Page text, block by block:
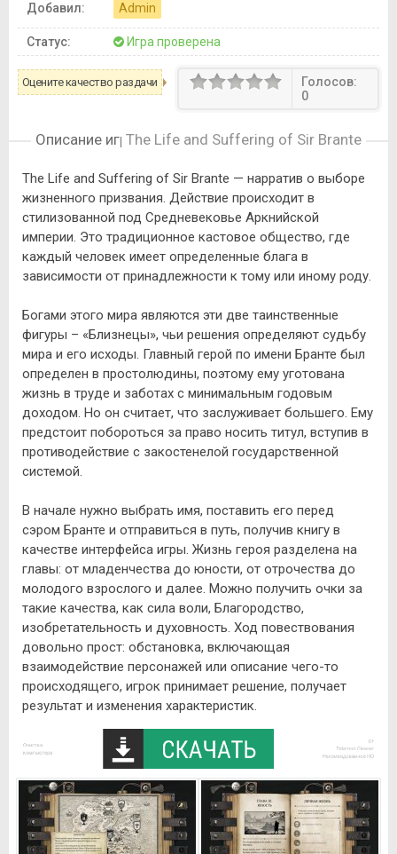
Добавил: Admin
Статус: Игра проверена
Оцените качество раздачи
Голосов:
0
Описание игрыThe Life and Suffering of Sir Brante
The Life and Suffering of Sir Brante — нарратив о выборе
жизненного призвания. Действие происходит в
стилизованной под Средневековье Аркнийской
империи. Это традиционное кастовое общество, где
каждый человек имеет определенные блага в
зависимости от принадлежности к тому или иному роду.
Богами этого мира являются эти две таинственные
фигуры – «Близнецы», чьи решения определяют судьбу
мира и его исходы. Главный герой по имени Бранте был
определен в простолюдины, поэтому ему уготована
жизнь в труде и заботах с минимальным годовым
доходом. Но он считает, что заслуживает большего. Ему
предстоит побороться за право носить титул, вступив в
противодействие с закостенелой государственной
системой.
В начале нужно выбрать имя, поставить его перед
сэром Бранте и отправиться в путь, получив книгу в
качестве интерфейса игры. Жизнь героя разделена на
главы: от младенчества до юности, от отрочества до
молодого взрослого и далее. Можно получить очки за
такие качества, как сила воли, Благородство,
изобретательность и духовность. Ход повествования
довольно прост: обстановка, включающая
взаимодействие персонажей или описание чего-то
происходящего, игрок принимает решение, получает
результат и изменения характеристик.